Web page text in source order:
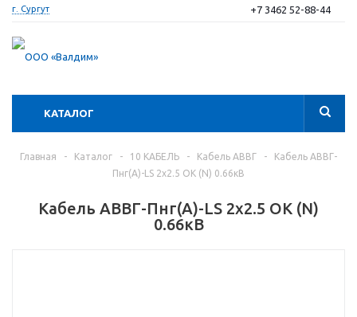
г. Сургут +7 3462 52-88-44
КАТАЛОГ
Главная - Каталог - 10 КАБЕЛЬ - Кабель АВВГ -
Кабель АВВГ-
Пнг(А)-LS 2х2.5 ОК (N) 0.66кВ
Кабель АВВГ-Пнг(А)-LS 2х2.5 ОК (N)
0.66кВ